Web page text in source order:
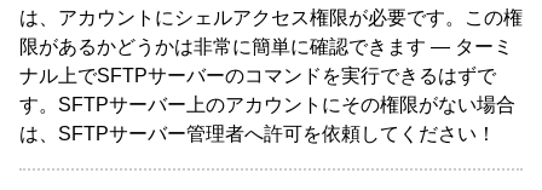
は、アカウントにシェルアクセス権限が必要です。この権
限があるかどうかは非常に簡単に確認できます — ターミ
ナル上でSFTPサーバーのコマンドを実行できるはずで
す。SFTPサーバー上のアカウントにその権限がない場合
は、SFTPサーバー管理者へ許可を依頼してください！